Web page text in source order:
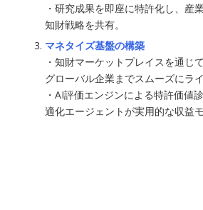
・研究成果を即座に特許化し、産
知財戦略を共有。
マネタイズ基盤の構築
・知財マーケットプレイスを通じ
グローバル企業までスムーズにラ
・AI評価エンジンによる特許価値
適化エージェントが実用的な収益